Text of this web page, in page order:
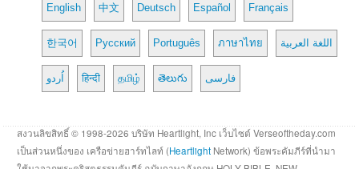
English 中文 Deutsch Español Français
한국어 Русский Português ภาษาไทย اللغة العربية
اُردو हिन्दी தமிழ் తెలుగు فارسی
สงวนลิขสิทธิ์ © 1998-2026 บริษัท Heartlight, Inc เว็บไซต์ Verseoftheday.com
เป็นส่วนหนึ่งของ เครือข่ายฮาร์ทไลท์ (Heartlight Network) ข้อพระคัมภีร์ที่นำมา